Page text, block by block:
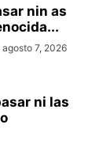
nin as
agosto 7, 2026
ni las